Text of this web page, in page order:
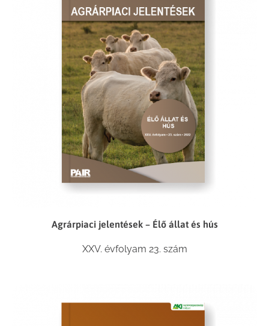
Agrárpiaci jelentések – Élő állat és hús
XXV. évfolyam 23. szám